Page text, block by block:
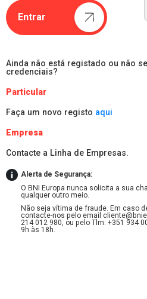
Entrar
Ainda não está registado ou não
credenciais?
Particular
Faça um novo registo aqui
Empresa
Contacte a Linha de Empresas.
Alerta de Segurança:
O BNI Europa nunca solicita a sua
qualquer outro meio.
Não seja vítima de fraude. Em caso
contacte-nos pelo email
214 012 980, ou pelo Tlm: +351 934
9h às 18h.